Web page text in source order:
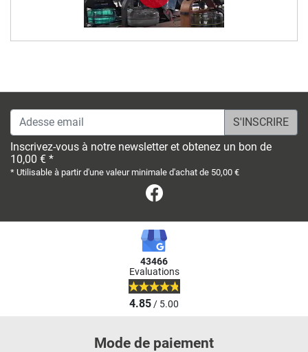
Adesse email
Inscrivez-vous à notre newsletter et obtenez un bon de
10,00 € *
* Utilisable à partir d'une valeur minimale d'achat de 50,00 €
43466
Evaluations
4.85/ 5.00
Mode de paiement